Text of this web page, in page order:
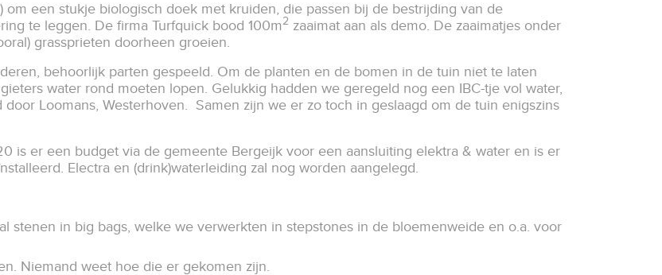
een stukje biologisch doek met kruiden, die passen bij de bestrijding van de
te leggen. De firma Turfquick bood 100m2 zaaimat aan als demo. De zaaimatjes onder
grassprieten doorheen groeien.
behoorlijk parten gespeeld. Om de planten en de bomen in de tuin niet te laten
water rond moeten lopen. Gelukkig hadden we geregeld nog een IBC-tje vol water,
Loomans, Westerhoven. Samen zijn we er zo toch in geslaagd om de tuin enigszins
is er een budget via de gemeente Bergeijk voor een aansluiting elektra & water en is er
Electra en (drink)waterleiding zal nog worden aangelegd.
stenen in big bags, welke we verwerkten in stepstones in de bloemenweide en o.a. voor
Niemand weet hoe die er gekomen zijn.